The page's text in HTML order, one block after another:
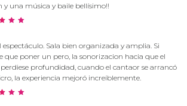
y una música y baile bellísimo!!
espectáculo. Sala bien organizada y amplia. Si
que poner un pero, la sonorizacion hacia que el
profundidad, cuando el cantaor se arrancó
la experiencia mejoró increíblemente.